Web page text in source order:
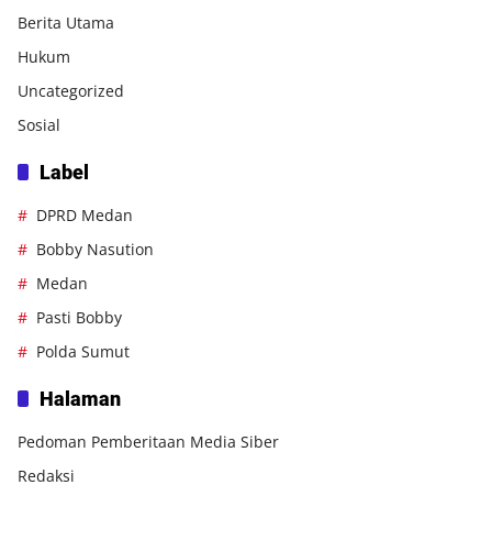
Berita Utama
Hukum
Uncategorized
Sosial
Label
DPRD Medan
Bobby Nasution
Medan
Pasti Bobby
Polda Sumut
Halaman
Pedoman Pemberitaan Media Siber
Redaksi